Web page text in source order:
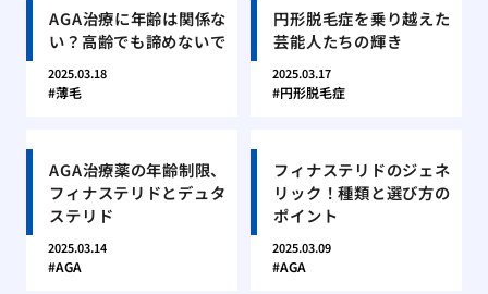
AGA治療に年齢は関係な
い？高齢でも諦めないで
2025.03.18
薄毛
円形脱毛症を乗り越えた
芸能人たちの輝き
2025.03.17
円形脱毛症
AGA治療薬の年齢制限、
フィナステリドとデュタ
ステリド
2025.03.14
AGA
フィナステリドのジェネ
リック！種類と選び方の
ポイント
2025.03.09
AGA